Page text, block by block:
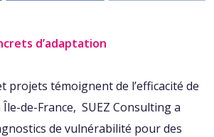
d’adaptation
projets témoignent de l’efficacité de
Île-de-France, SUEZ Consulting a
de vulnérabilité pour des